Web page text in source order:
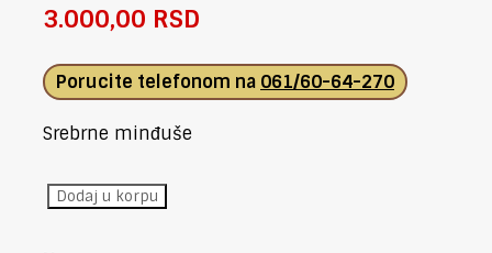
3.000,00 RSD
Porucite telefonom na 061/60-64-270
Srebrne minđuše
2048
Dodaj u korpu